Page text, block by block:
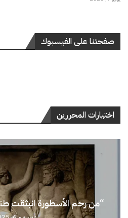
صفحتنا على الفيسبوك
اختيارات المحررين
“من رحم الأسطورة انبثقت